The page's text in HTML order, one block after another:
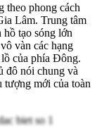
theo phong cách
Lâm. Trung tâm
hồ tạo sóng lớn
vàn các hạng
của phía Đông.
đô nói chung và
tượng mới của toàn